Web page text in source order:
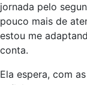
jornada pelo
pouco mais de
estou me
conta.
Ela espera, com